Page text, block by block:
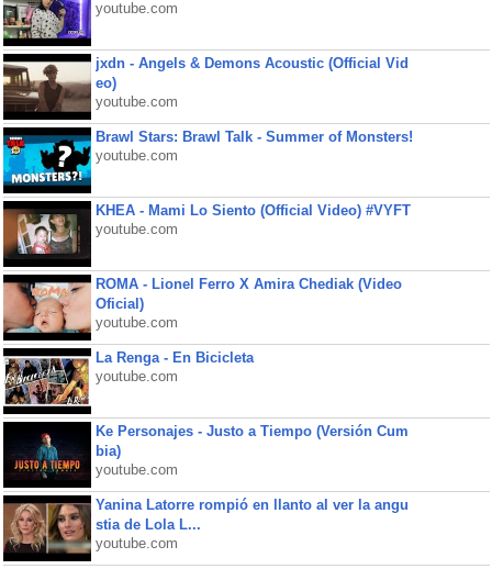
youtube.com
jxdn - Angels & Demons Acoustic (Official Vid
eo)
youtube.com
Brawl Stars: Brawl Talk - Summer of Monsters!
youtube.com
KHEA - Mami Lo Siento (Official Video) #VYFT
youtube.com
ROMA - Lionel Ferro X Amira Chediak (Video
Oficial)
youtube.com
La Renga - En Bicicleta
youtube.com
Ke Personajes - Justo a Tiempo (Versión Cum
bia)
youtube.com
Yanina Latorre rompió en llanto al ver la angu
stia de Lola L...
youtube.com